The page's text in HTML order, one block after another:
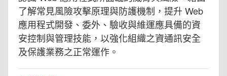
了解常見風險攻擊原理與防護機制，提升 Web
應用程式開發、委外、驗收與維運應具備的資
安控制與管理技能，以強化組織之資通訊安全
及保護業務之正常運作。